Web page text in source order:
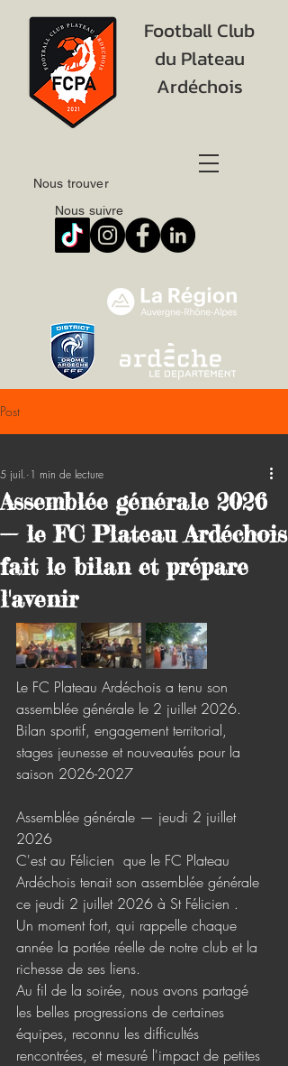
Nous trouver
Football Club
du Plateau
Ardéchois
Nous suivre
Post
Association
Revue de presse
Assemblée générale 2026
— le FC Plateau Ardéchois
fait le bilan et prépare
l'avenir
5 juil. 1 min de lecture
Le FC Plateau Ardéchois a tenu son
assemblée générale le 2 juillet 2026.
Bilan sportif, engagement territorial,
stages jeunesse et nouveautés pour la
saison 2026-2027
Assemblée générale — jeudi 2 juillet
2026
C'est au Félicien  que le FC Plateau
Ardéchois tenait son assemblée générale
ce jeudi 2 juillet 2026 à St Félicien .
Un moment fort, qui rappelle chaque
année la portée réelle de notre club et la
richesse de ses liens.
Au fil de la soirée, nous avons partagé
les belles progressions de certaines
équipes, reconnu les difficultés
rencontrées, et mesuré l'impact de petites